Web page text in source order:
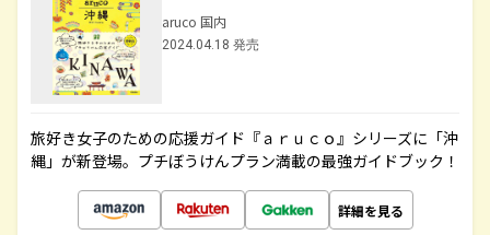
aruco 国内
2024.04.18 発売
旅好き女子のための応援ガイド『ａｒｕｃｏ』シリーズに「沖
縄」が新登場。プチぼうけんプラン満載の最強ガイドブック！
詳細を見る